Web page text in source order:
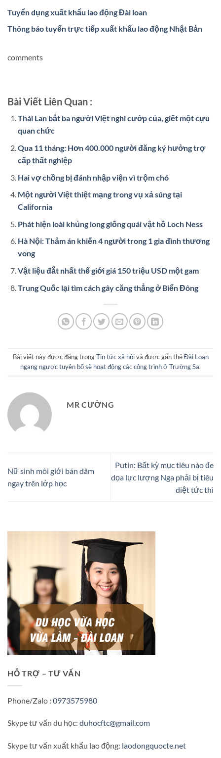
Tuyển dụng xuất khẩu lao động Đài loan
Thông báo tuyển trực tiếp xuất khẩu lao động Nhật Bản
comments
Bài Viết Liên Quan :
Thái Lan bắt ba người Việt nghi cướp của, giết một cựu
quan chức
Qua 11 tháng: Hơn 400.000 người đăng ký hưởng trợ
cấp thất nghiệp
Hai vợ chồng bị đánh nhập viện vì trộm chó
Một người Việt thiệt mạng trong vụ xả súng tại
California
Phát hiện loài khủng long giống quái vật hồ Loch Ness
Hà Nội: Thảm án khiến 4 người trong 1 gia đình thương
vong
Vật liệu đắt nhất thế giới giá 150 triệu USD một gam
Trung Quốc lại tìm cách gây căng thẳng ở Biển Đông
Bài viết này được đăng trongTin tức xã hộivà được gắn thẻĐài Loan
ngang ngược tuyên bố sẽ hoạt động các công trình ở Trường Sa.
MR CƯỜNG
Nữ sinh môi giới bán dâm
ngay trên lớp học
Putin: Bất kỳ mục tiêu nào đe
dọa lực lượng Nga phải bị tiêu
diệt tức thì
HỖ TRỢ – TƯ VẤN
Phone/Zalo : 0973575980
Skype tư vấn du học: duhocftc@gmail.com
Skype tư vấn xuất khẩu lao động: laodongquocte.net